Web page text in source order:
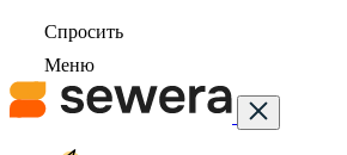
Спросить
Меню